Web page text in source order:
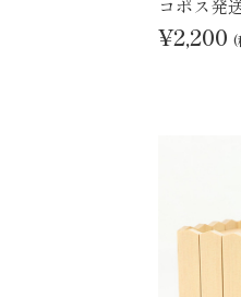
コポス発
¥2,200 (